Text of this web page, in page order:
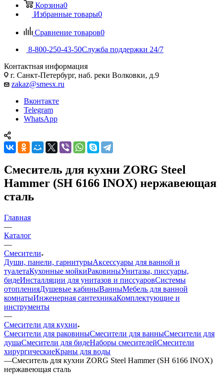
Корзина0
Избранные товары0
Сравнение товаров0
8-800-250-43-50Служба поддержки 24/7
Контактная информация
г. Санкт-Петербург, наб. реки Волковки, д.9
zakaz@smesx.ru
Вконтакте
Telegram
WhatsApp
Смеситель для кухни ZORG Steel
Hammer (SH 6166 INOX) нержавеющая
сталь
Главная
—
Каталог
—
Смесители
Души, панели, гарнитурыАксессуары для ванной и
туалетаКухонные мойкиРаковиныУнитазы, писсуары,
бидеИнсталляции для унитазов и писсуаровСистемы
отопленияДушевые кабиныВанныМебель для ванной
комнатыИнженерная сантехникаКомплектующие и
инструменты
—
Смесители для кухни
Смесители для раковиныСмесители для ванныСмесители для
душаСмесители для бидеНаборы смесителейСмесители
хирургическиеКраны для воды
—Смеситель для кухни ZORG Steel Hammer (SH 6166 INOX)
нержавеющая сталь